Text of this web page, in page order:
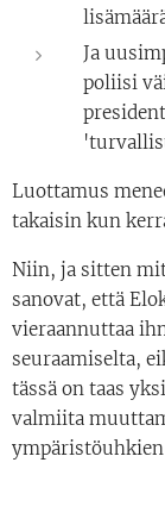
Ja
poliisi
Luottamus
takaisin kun
Niin, ja sitten
sanovat, että
vieraannuttaa
seuraamiselta,
tässä on taas
valmiita
ympäristöuhkien